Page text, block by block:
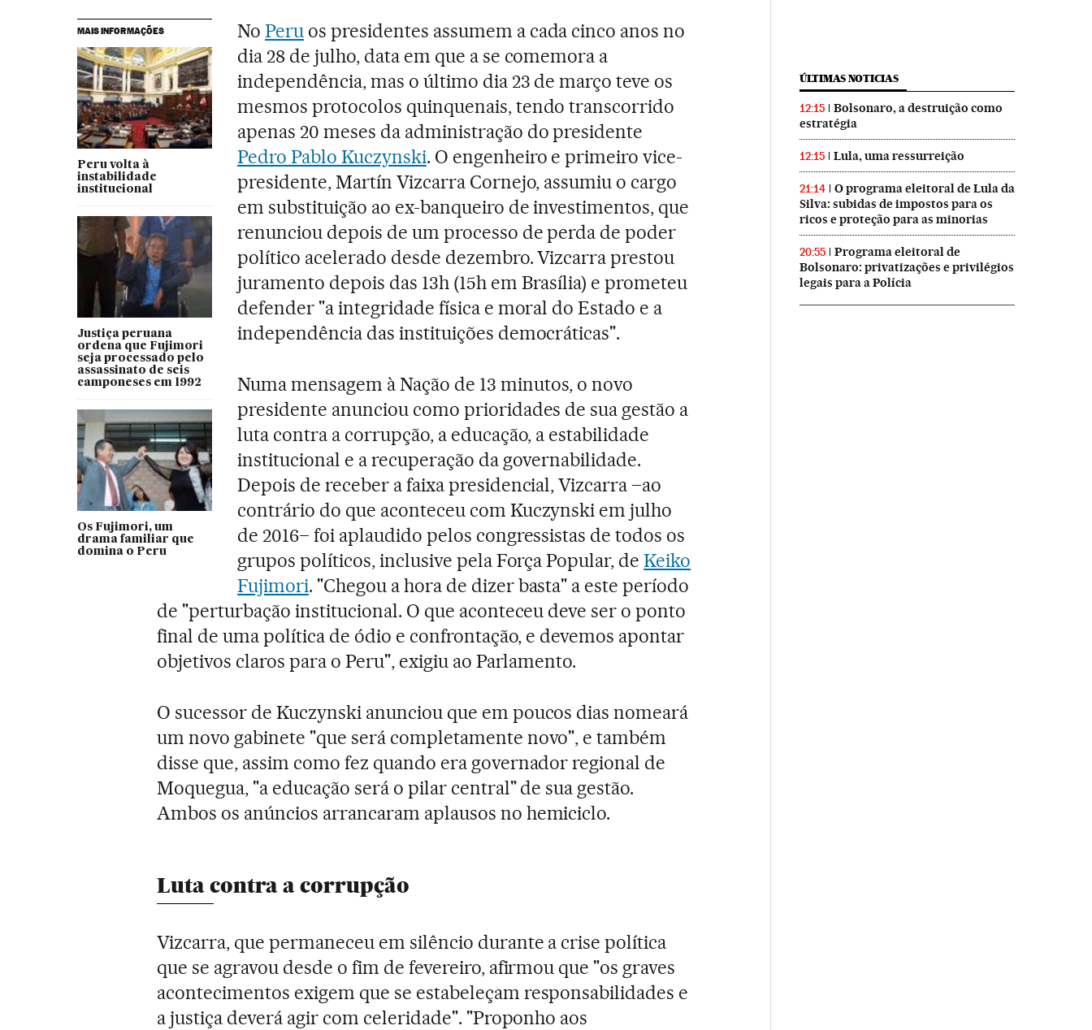
MAIS INFORMAÇÕES
Peru volta à
instabilidade
institucional
Justiça peruana
ordena que Fujimori
seja processado pelo
assassinato de seis
camponeses em 1992
Os Fujimori, um
drama familiar que
domina o Peru
NoPeru os presidentes assumem a cada cinco anos no
dia 28 de julho, data em que a se comemora a
independência, mas o último dia 23 de março teve os
mesmos protocolos quinquenais, tendo transcorrido
apenas 20 meses da administração do presidente
Pedro Pablo Kuczynski. O engenheiro e primeiro vice-
presidente, Martín Vizcarra Cornejo, assumiu o cargo
em substituição ao ex-banqueiro de investimentos, que
renunciou depois de um processo de perda de poder
político acelerado desde dezembro. Vizcarra prestou
juramento depois das 13h (15h em Brasília) e prometeu
defender "a integridade física e moral do Estado e a
independência das instituições democráticas".
Numa mensagem à Nação de 13 minutos, o novo
presidente anunciou como prioridades de sua gestão a
luta contra a corrupção, a educação, a estabilidade
institucional e a recuperação da governabilidade.
Depois de receber a faixa presidencial, Vizcarra –ao
contrário do que aconteceu com Kuczynski em julho
de 2016– foi aplaudido pelos congressistas de todos os
grupos políticos, inclusive pela Força Popular, deKeiko
Fujimori. "Chegou a hora de dizer basta" a este período
de "perturbação institucional. O que aconteceu deve ser o ponto
final de uma política de ódio e confrontação, e devemos apontar
objetivos claros para o Peru", exigiu ao Parlamento.
O sucessor de Kuczynski anunciou que em poucos dias nomeará
um novo gabinete "que será completamente novo", e também
disse que, assim como fez quando era governador regional de
Moquegua, "a educação será o pilar central" de sua gestão.
Ambos os anúncios arrancaram aplausos no hemiciclo.
Luta contra a corrupção
Vizcarra, que permaneceu em silêncio durante a crise política
que se agravou desde o fim de fevereiro, afirmou que "os graves
acontecimentos exigem que se estabeleçam responsabilidades e
a justiça deverá agir com celeridade". "Proponho aos
ÚLTIMAS NOTICIAS
12:15
Bolsonaro, a destruição como
estratégia
12:15 Lula, uma ressurreição
21:14
O programa eleitoral de Lula da
Silva: subidas de impostos para os
ricos e proteção para as minorias
20:55
Programa eleitoral de
Bolsonaro: privatizações e privilégios
legais para a Polícia